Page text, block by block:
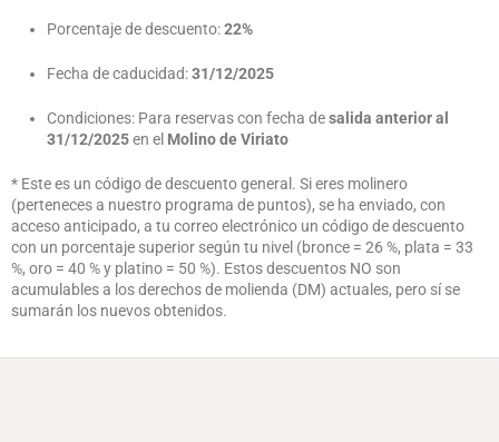
Porcentaje de descuento:22%
Fecha de caducidad:31/12/2025
Condiciones: Para reservas con fecha desalida anterior al
31/12/2025en el Molino de Viriato
* Este es un código de descuento general. Si eres molinero
(perteneces a nuestro programa de puntos), se ha enviado, con
acceso anticipado, a tu correo electrónico un código de descuento
con un porcentaje superior según tu nivel (bronce = 26 %, plata = 33
%, oro = 40 % y platino = 50 %). Estos descuentos NO son
acumulables a los derechos de molienda (DM) actuales, pero sí se
sumarán los nuevos obtenidos.